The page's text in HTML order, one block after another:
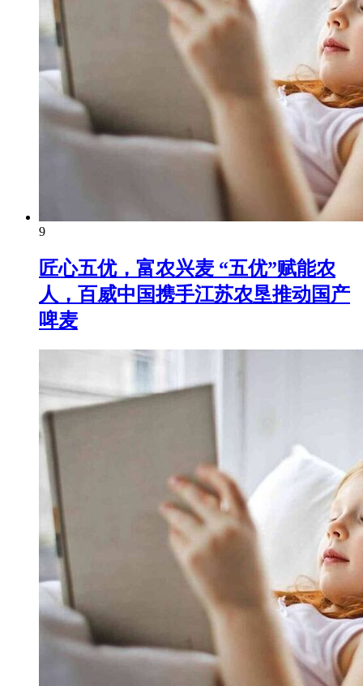
9
匠心五优，富农兴麦 “五优”赋能农
人，百威中国携手江苏农垦推动国产
啤麦